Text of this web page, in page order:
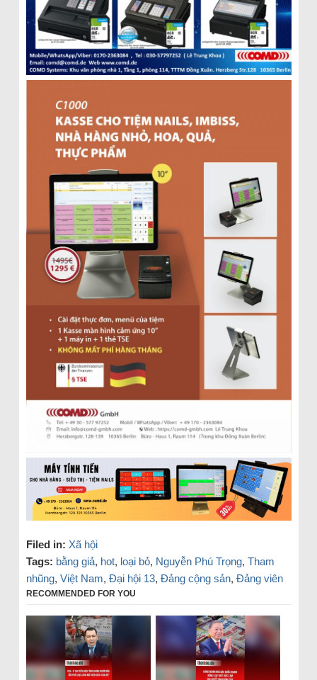
Filed in: Xã hội
Tags: bằng giả, hot, loại bỏ, Nguyễn Phú Trọng, Tham
nhũng, Việt Nam, Đại hội 13, Đảng cộng sản, Đảng viên
RECOMMENDED FOR YOU